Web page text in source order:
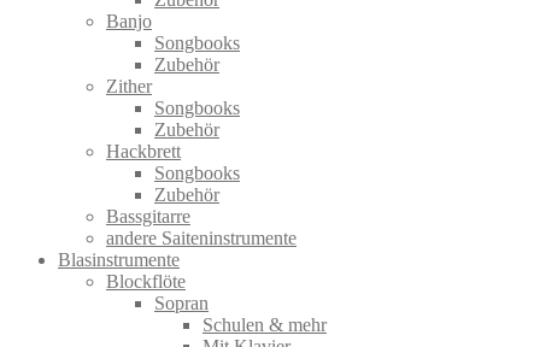
Banjo
Songbooks
Zubehör
Zither
Songbooks
Zubehör
Hackbrett
Songbooks
Zubehör
Bassgitarre
andere Saiteninstrumente
Blasinstrumente
Blockflöte
Sopran
Schulen & mehr